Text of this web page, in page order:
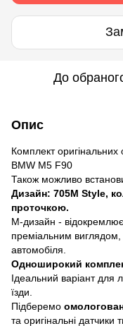
До
Опис
Комплект
BMW M5 F90
Також можливо
Дизайн: 705M Style,
проточкою.
М-дизайн -
преміальним
автомобіля.
Одноширокий
Ідеальний варіант для
їзди.
Підберемо
та оригінальні датчики